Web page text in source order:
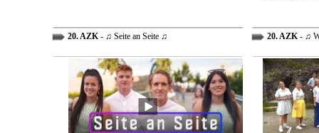
20. AZK- ♫ Seite an Seite ♫ 20. AZK- ♫